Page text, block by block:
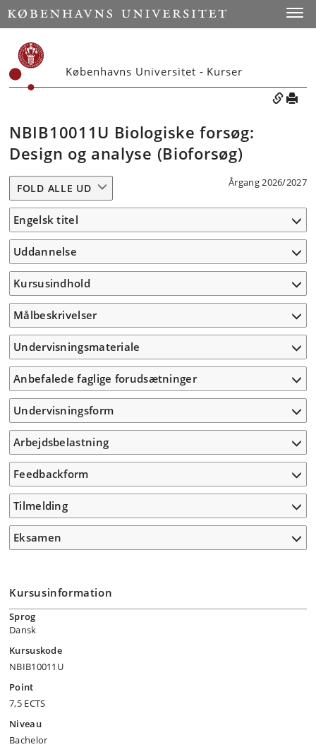
Københavns Universitet - Kurser
NBIB10011U Biologiske forsøg:
Design og analyse (Bioforsøg)
Årgang 2026/2027
FOLD ALLE UD
Engelsk titel
Uddannelse
Kursusindhold
Målbeskrivelser
Undervisningsmateriale
Anbefalede faglige forudsætninger
Undervisningsform
Arbejdsbelastning
Feedbackform
Tilmelding
Eksamen
Kursusinformation
Sprog
Dansk
Kursuskode
NBIB10011U
Point
7,5 ECTS
Niveau
Bachelor